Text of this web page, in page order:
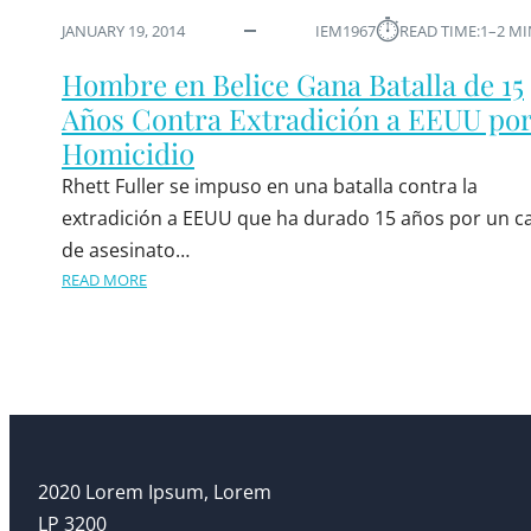
JANUARY 19, 2014 IEM1967⏱︎READ TIME:1–2
Hombre en Belice Gana Batalla de 15
Años Contra Extradición a EEUU
Homicidio
Rhett Fuller se impuso en una batalla contra la
extradición a EEUU que ha durado 15 años por un
de asesinato…
READ MORE
2020 Lorem Ipsum, Lorem
LP 3200